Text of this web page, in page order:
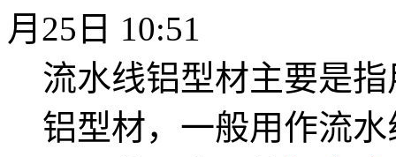
月25日 10:51
流水线铝型材主要是
铝型材，一般用作流